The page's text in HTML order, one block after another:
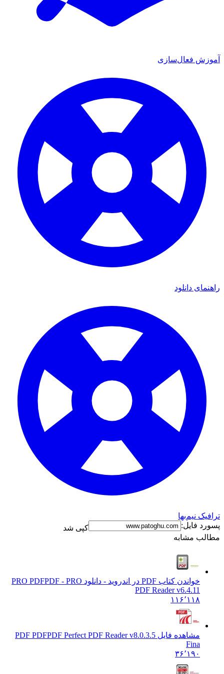
فعال‌سازی
دانلود
نیم‌بها
فایل:
کپی شد
مشابه
خواندن کتاب PDF در اندروید - دانلود PRO PDF
PDF - PRO
PDF Reader v6.4.11
۱۱۶٬۱۱۸
مشاهده فایل PDF PDFPDF Perfect PDF Reader v8.0.3.5
۳۶٬۱۹۰